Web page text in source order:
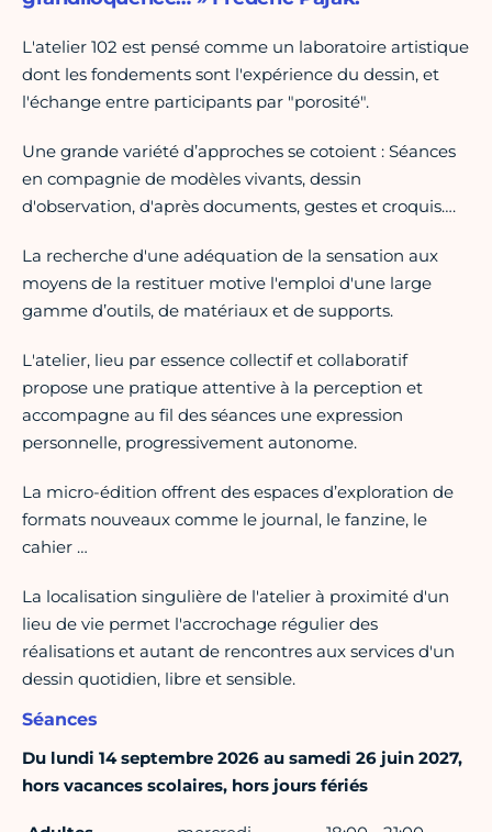
L'atelier 102 est pensé comme un laboratoire artistique
dont les fondements sont l'expérience du dessin, et
l'échange entre participants par "porosité".
Une grande variété d’approches se cotoient : Séances
en compagnie de modèles vivants, dessin
d'observation, d'après documents, gestes et croquis….
La recherche d'une adéquation de la sensation aux
moyens de la restituer motive l'emploi d'une large
gamme d’outils, de matériaux et de supports.
L'atelier, lieu par essence collectif et collaboratif
propose une pratique attentive à la perception et
accompagne au fil des séances une expression
personnelle, progressivement autonome.
La micro-édition offrent des espaces d’exploration de
formats nouveaux comme le journal, le fanzine, le
cahier …
La localisation singulière de l'atelier à proximité d'un
lieu de vie permet l'accrochage régulier des
réalisations et autant de rencontres aux services d'un
dessin quotidien, libre et sensible.
Séances
Du lundi 14 septembre 2026 au samedi 26 juin 2027,
hors vacances scolaires, hors jours fériés